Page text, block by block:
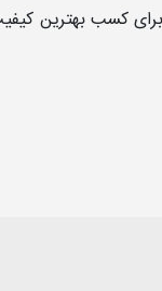
برای کسب بهترین